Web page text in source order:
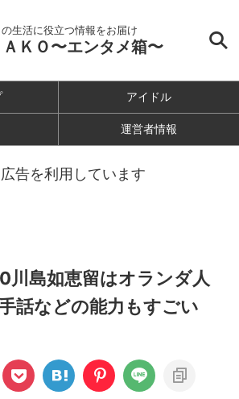
生活に役立つ情報をお届け
ＡＫＯ〜エンタメ箱〜
アイドル
運営者情報
告を利用しています
島如恵留はオランダ人
話などの能力もすごい